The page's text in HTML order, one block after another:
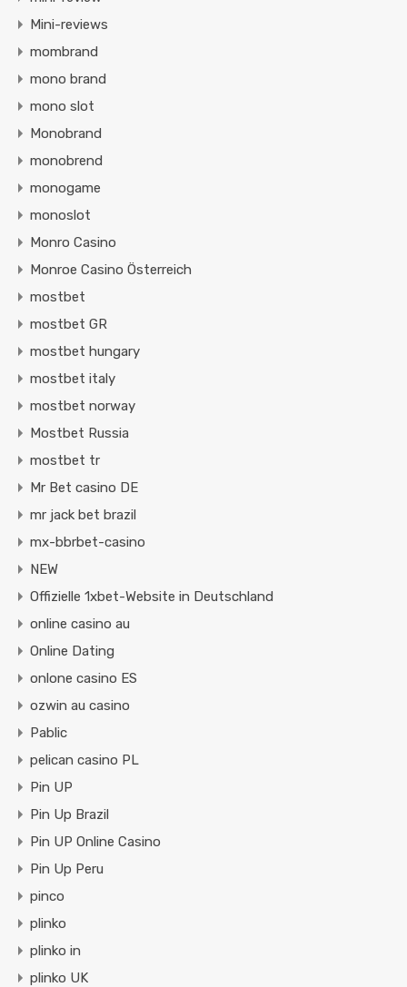
Mini-reviews
mombrand
mono brand
mono slot
Monobrand
monobrend
monogame
monoslot
Monro Casino
Monroe Casino Österreich
mostbet
mostbet GR
mostbet hungary
mostbet italy
mostbet norway
Mostbet Russia
mostbet tr
Mr Bet casino DE
mr jack bet brazil
mx-bbrbet-casino
NEW
Offizielle 1xbet-Website in Deutschland
online casino au
Online Dating
onlone casino ES
ozwin au casino
Pablic
pelican casino PL
Pin UP
Pin Up Brazil
Pin UP Online Casino
Pin Up Peru
pinco
plinko
plinko in
plinko UK